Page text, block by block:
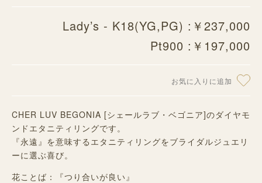
Lady’s - K18(YG,PG) :￥237,000
Pt900 :￥197,000
お気に入りに追加
CHER LUV BEGONIA [シェールラブ・ベゴニア]のダイヤモ
ンドエタニティリングです。
『永遠』を意味するエタニティリングをブライダルジュエリ
ーに選ぶ喜び。
花ことば：『つり合いが良い』